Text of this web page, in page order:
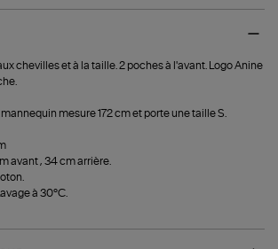
chevilles et à la taille. 2 poches à l'avant. Logo Anine
mesure 172 cm et porte une taille S.
avant , 34 cm arrière.
Lavage à 30°C.